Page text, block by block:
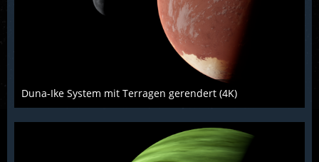
Duna-Ike System mit Terragen gerendert (4K)
Scarabaeus
16. Dezember 2015
1.287
1 1